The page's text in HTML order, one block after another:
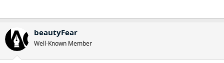
beautyFear
Well-Known Member